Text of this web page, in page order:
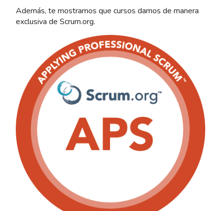
Además, te mostramos que cursos damos de manera
exclusiva de Scrum.org.